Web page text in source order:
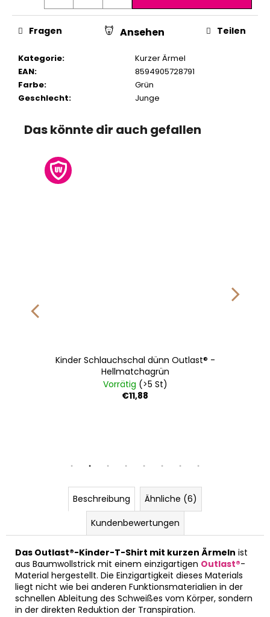
Kategorie:
Kurzer Ärmel
EAN:
8594905728791
Farbe:
Grün
Geschlecht: Junge
Fragen Ansehen Teilen
Das könnte dir auch gefallen
Kinder Schlauchschal dünn Outlast® -
Hellmatchagrün
Vorrätig (>5 St)
€11,88
Beschreibung
Ähnliche (6)
Kundenbewertungen
Das Outlast®-Kinder-T-Shirt mit kurzen Ärmeln ist
aus Baumwollstrick mit einem einzigartigen Outlast®-
Material hergestellt. Die Einzigartigkeit dieses Materials
liegt nicht wie bei anderen Funktionsmaterialien in der
schnellen Ableitung des Schweißes vom Körper, sondern
in der direkten Reduktion der Transpiration.